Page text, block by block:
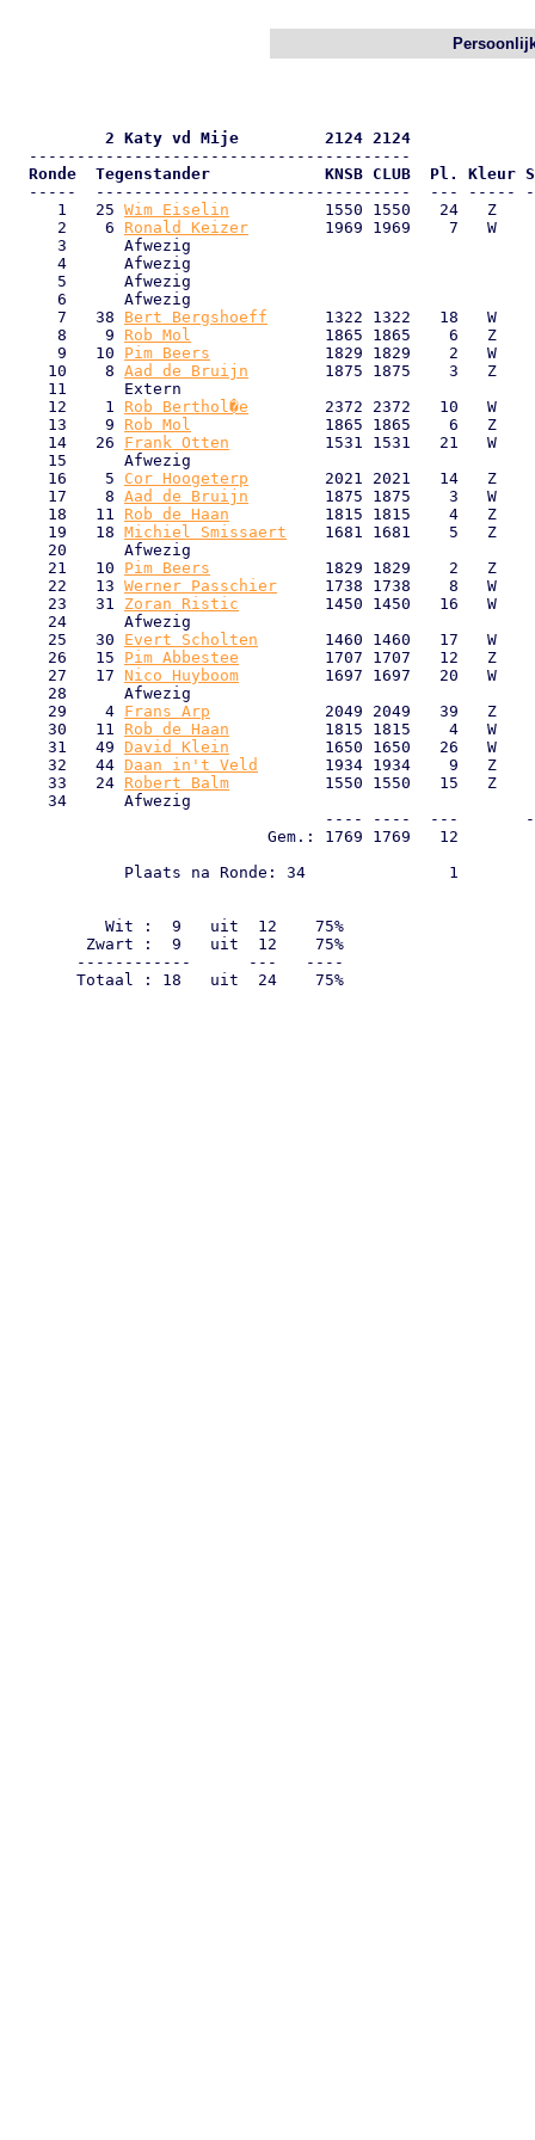
          2 Katy vd Mije         2124 2124
Ronde  Tegenstander            KNSB CLUB  Pl. Kleur
-----  ---------------------------------  --- -----
     1   25
Wim Eiselin
1550 1550   24   Z
     2    6
Ronald Keizer
1969 1969    7   W
3      Afwezig
4      Afwezig
5      Afwezig
6      Afwezig
     7   38
Bert Bergshoeff
1322 1322   18   W
     8    9
Rob Mol
1865 1865    6   Z
     9   10
Pim Beers
1829 1829    2   W
    10    8
Aad de Bruijn
1875 1875    3   Z
11      Extern
    12    1
Rob Berthol�e
2372 2372   10   W
    13    9
Rob Mol
1865 1865    6   Z
    14   26
Frank Otten
1531 1531   21   W
15      Afwezig
    16    5
Cor Hoogeterp
2021 2021   14   Z
    17    8
Aad de Bruijn
1875 1875    3   W
    18   11
Rob de Haan
1815 1815    4   Z
    19   18
Michiel Smissaert
1681 1681    5   Z
20      Afwezig
    21   10
Pim Beers
1829 1829    2   Z
    22   13
Werner Passchier
1738 1738    8   W
    23   31
Zoran Ristic
1450 1450   16   W
24      Afwezig
    25   30
Evert Scholten
1460 1460   17   W
    26   15
Pim Abbestee
1707 1707   12   Z
    27   17
Nico Huyboom
1697 1697   20   W
28      Afwezig
    29    4
Frans Arp
2049 2049   39   Z
    30   11
Rob de Haan
1815 1815    4   W
    31   49
David Klein
1650 1650   26   W
    32   44
Daan in't Veld
1934 1934    9   Z
    33   24
Robert Balm
1550 1550   15   Z
34      Afwezig
---- ----  ---
Gem.: 1769 1769   12
Plaats na Ronde: 34               1
          Wit :  9   uit  12    75%
        Zwart :  9   uit  12    75%
       ------------      ---   ----
       Totaal : 18   uit  24    75%